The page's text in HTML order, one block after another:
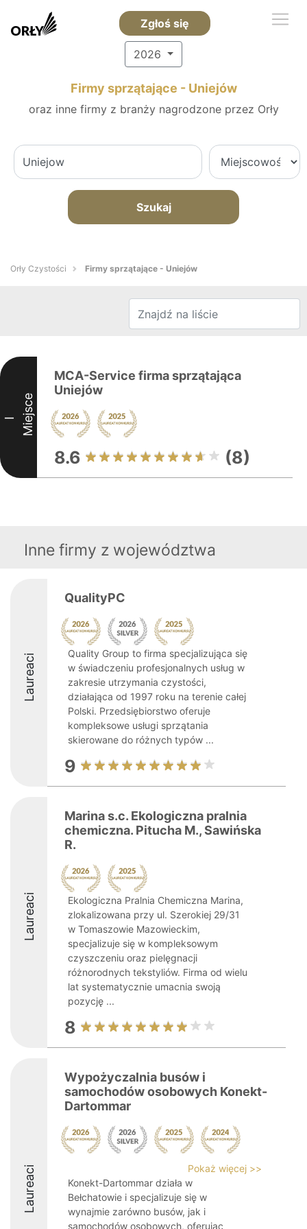
Zgłoś się
2026
Firmy sprzątające - Uniejów
oraz inne firmy z branży nagrodzone przez Orły
Szukaj
Orły Czystości Firmy sprzątające - Uniejów
I Miejsce
MCA-Service firma sprzątająca
Uniejów
8.6 (8)
Inne firmy z województwa
Laureaci
QualityPC
Quality Group to firma specjalizująca się
w świadczeniu profesjonalnych usług w
zakresie utrzymania czystości,
działająca od 1997 roku na terenie całej
Polski. Przedsiębiorstwo oferuje
kompleksowe usługi sprzątania
skierowane do różnych typów ...
9
Laureaci
Marina s.c. Ekologiczna pralnia
chemiczna. Pitucha M., Sawińska
R.
Ekologiczna Pralnia Chemiczna Marina,
zlokalizowana przy ul. Szerokiej 29/31
w Tomaszowie Mazowieckim,
specjalizuje się w kompleksowym
czyszczeniu oraz pielęgnacji
różnorodnych tekstyliów. Firma od wielu
lat systematycznie umacnia swoją
pozycję ...
8
Laureaci
Wypożyczalnia busów i
samochodów osobowych Konekt-
Dartommar
Pokaż więcej >>
Konekt-Dartommar działa w
Bełchatowie i specjalizuje się w
wynajmie zarówno busów, jak i
samochodów osobowych, oferując